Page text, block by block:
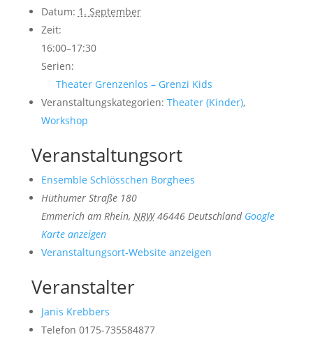
Datum: 1. September
Zeit:
16:00–17:30
Serien:
Theater Grenzenlos – Grenzi Kids
Veranstaltungskategorien: Theater (Kinder),
Workshop
Veranstaltungsort
Ensemble Schlösschen Borghees
Hüthumer Straße 180
Emmerich am Rhein, NRW 46446 Deutschland Google
Karte anzeigen
Veranstaltungsort-Website anzeigen
Veranstalter
Janis Krebbers
Telefon 0175-735584877